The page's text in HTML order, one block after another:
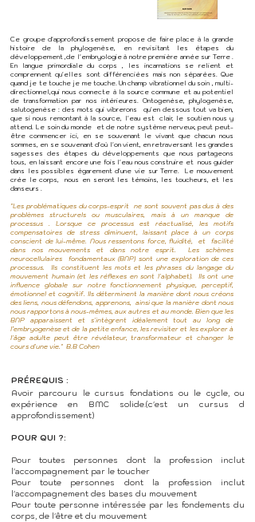
Ce groupe d'approfondissement propose de faire place à la grande
histoire de la phylogenèse, en revisitant les étapes du
développement ,de l'embryologie à notre première année sur Terre .
En langue primordiale du corps , les incarnations se relient et
comprennent qu'elles sont différenciées mais non séparées. Que
quand je te touche je me touche. Un champ vibrationnel du soin , multi-
directionnel,qui nous connecte à la source commune et au potentiel
de transformation par nos intérieures. Ontogenèse, phylogenèse,
salutogenèse : des mots qui vibrerons qu'en dessous tout va bien,
que si nous remontant à la source, l'eau est clair, le soutien nous y
attend. Le soin du monde et de notre système nerveux, peut peut-
être commencer ici, en se souvenant le vivant que chacun nous
sommes, en se souvenant d'où l'on vient, en retraversant les grandes
sagesses des étapes du développements que nous partageons
tous, en laissant encore une fois l'eau nous construire et nous guider
dans les possibles égarement d'une vie sur Terre. Le mouvement
crée le corps, nous en seront les témoins, les toucheurs, et les
danseurs .
"Les problématiques du corps-esprit ne sont souvent pas dus à des
problèmes structurels ou musculaires, mais à un manque de
processus . Lorsque ce processus est réactualisé, les motifs
compensatoires de stress diminuent, laissant place à un corps
conscient de lui-même. Nous ressentons force, fluidité, et facilité
dans nos mouvements et dans notre esprit. Les schèmes
neurocellulaires fondamentaux (BNP) sont une exploration de ces
processus. Ils constituent les mots et les phrases du langage du
mouvement humain (et les réflexes en sont l'alphabet). Ils ont une
influence globale sur notre fonctionnement physique, perceptif,
émotionnel et cognitif. Ils déterminent la manière dont nous créons
des liens, nous défendons, apprenons, ainsi que la manière dont nous
nous rapportons à nous-mêmes, aux autres et au monde. Bien que les
BNP apparaissent et s'intègrent idéalement tout au long de
l’embryogenèse et de la petite enfance, les revisiter et les explorer à
l'âge adulte peut être révélateur, transformateur et changer le
cours d'une vie." B.B Cohen
PRÉREQUIS :
​Avoir parcouru le cursus fondations ou le cycle, ou
expérience en BMC solide.(c'est un cursus d
approfondissement)
POUR QUI ?:
Pour toutes personnes dont la profession inclut
l'accompagnement par le toucher
Pour toute personnes dont la profession inclut
l'accompagnement des bases du mouvement
Pour toute personne intéressée par les fondements du
corps, de l'être et du mouvement